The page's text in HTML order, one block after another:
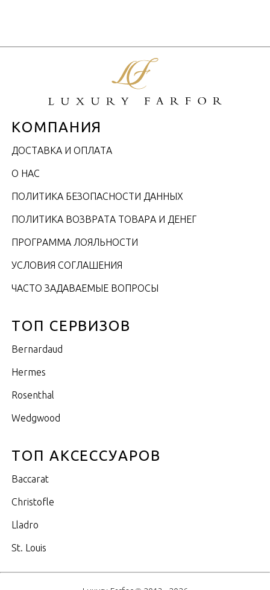
КОМПАНИЯ
ДОСТАВКА И ОПЛАТА
О НАС
ПОЛИТИКА БЕЗОПАСНОСТИ ДАННЫХ
ПОЛИТИКА ВОЗВРАТА ТОВАРА И ДЕНЕГ
ПРОГРАММА ЛОЯЛЬНОСТИ
УСЛОВИЯ СОГЛАШЕНИЯ
ЧАСТО ЗАДАВАЕМЫЕ ВОПРОСЫ
ТОП СЕРВИЗОВ
Bernardaud
Hermes
Rosenthal
Wedgwood
ТОП АКСЕССУАРОВ
Baccarat
Christofle
Lladro
St. Louis